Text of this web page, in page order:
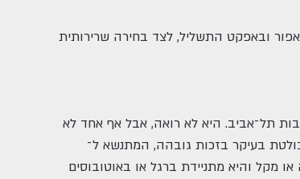
ובאפקט התשליל, לצד בחירה שרירותית
תל־אביב. היא לא רואה, אבל אף אחד לא
בעיקר בזכות גובהה, המתנשא ל־
או מקל והיא מתניידת ברגל או באוטובוסים